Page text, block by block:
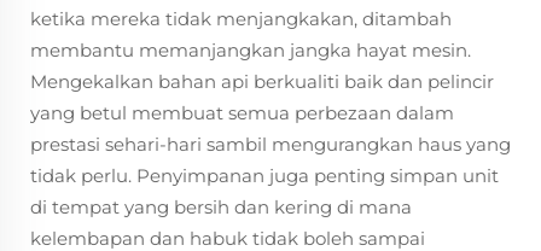
ketika mereka tidak menjangkakan, ditambah
membantu memanjangkan jangka hayat mesin.
Mengekalkan bahan api berkualiti baik dan pelincir
yang betul membuat semua perbezaan dalam
prestasi sehari-hari sambil mengurangkan haus yang
tidak perlu. Penyimpanan juga penting simpan unit
di tempat yang bersih dan kering di mana
kelembapan dan habuk tidak boleh sampai